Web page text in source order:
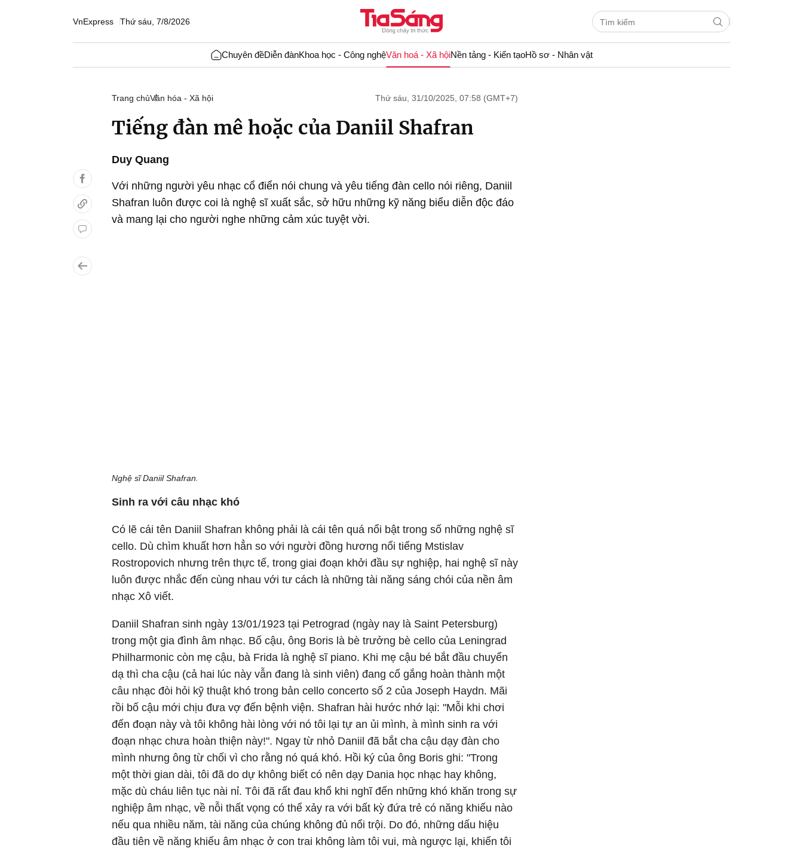
VnExpress Thứ sáu, 7/8/2026
Chuyên đềDiễn đànKhoa học - Công nghệVăn hoá - Xã hộiNền tảng - Kiến tạoHồ sơ - Nhân vật
Trang chủVăn hóa - Xã hội Thứ sáu, 31/10/2025, 07:58 (GMT+7)
Tiếng đàn mê hoặc của Daniil Shafran
Duy Quang
Với những người yêu nhạc cổ điển nói chung và yêu tiếng đàn cello nói riêng, Daniil
Shafran luôn được coi là nghệ sĩ xuất sắc, sở hữu những kỹ năng biểu diễn độc đáo
và mang lại cho người nghe những cảm xúc tuyệt vời.
Nghệ sĩ Daniil Shafran.
Sinh ra với câu nhạc khó
Có lẽ cái tên Daniil Shafran không phải là cái tên quá nổi bật trong số những nghệ sĩ
cello. Dù chìm khuất hơn hẳn so với người đồng hương nổi tiếng Mstislav
Rostropovich nhưng trên thực tế, trong giai đoạn khởi đầu sự nghiệp, hai nghệ sĩ này
luôn được nhắc đến cùng nhau với tư cách là những tài năng sáng chói của nền âm
nhạc Xô viết.
Daniil Shafran sinh ngày 13/01/1923 tại Petrograd (ngày nay là Saint Petersburg)
trong một gia đình âm nhạc. Bố cậu, ông Boris là bè trưởng bè cello của Leningrad
Philharmonic còn mẹ cậu, bà Frida là nghệ sĩ piano. Khi mẹ cậu bé bắt đầu chuyển
dạ thì cha cậu (cả hai lúc này vẫn đang là sinh viên) đang cố gắng hoàn thành một
câu nhạc đòi hỏi kỹ thuật khó trong bản cello concerto số 2 của Joseph Haydn. Mãi
rồi bố cậu mới chịu đưa vợ đến bệnh viện. Shafran hài hước nhớ lại: "Mỗi khi chơi
đến đoạn này và tôi không hài lòng với nó tôi lại tự an ủi mình, à mình sinh ra với
đoạn nhạc chưa hoàn thiện này!". Ngay từ nhỏ Daniil đã bắt cha cậu dạy đàn cho
mình nhưng ông từ chối vì cho rằng nó quá khó. Hồi ký của ông Boris ghi: "Trong
một thời gian dài, tôi đã do dự không biết có nên dạy Dania học nhạc hay không,
mặc dù cháu liên tục nài nỉ. Tôi đã rất đau khổ khi nghĩ đến những khó khăn trong sự
nghiệp âm nhạc, về nỗi thất vọng có thể xảy ra với bất kỳ đứa trẻ có năng khiếu nào
nếu qua nhiều năm, tài năng của chúng không đủ nổi trội. Do đó, những dấu hiệu
đầu tiên về năng khiếu âm nhạc ở con trai không làm tôi vui, mà ngược lại, khiến tôi